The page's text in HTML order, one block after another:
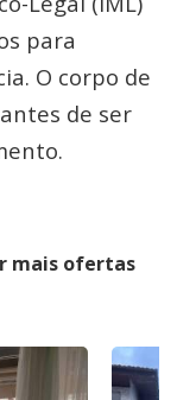
para
O corpo de
de ser
mais ofertas